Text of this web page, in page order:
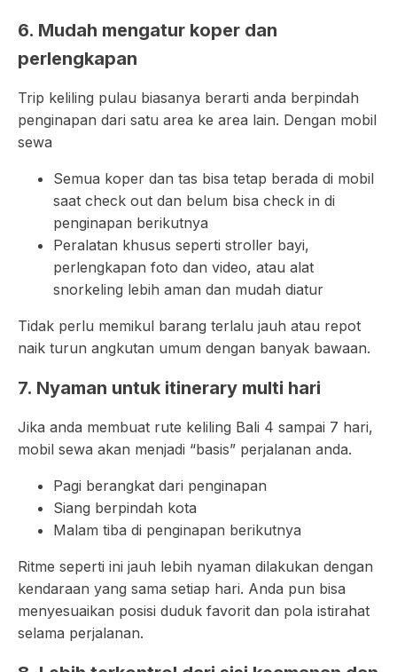
6. Mudah mengatur koper dan
perlengkapan
Trip keliling pulau biasanya berarti anda berpindah
penginapan dari satu area ke area lain. Dengan mobil
sewa
Semua koper dan tas bisa tetap berada di mobil
saat check out dan belum bisa check in di
penginapan berikutnya
Peralatan khusus seperti stroller bayi,
perlengkapan foto dan video, atau alat
snorkeling lebih aman dan mudah diatur
Tidak perlu memikul barang terlalu jauh atau repot
naik turun angkutan umum dengan banyak bawaan.
7. Nyaman untuk itinerary multi hari
Jika anda membuat rute keliling Bali 4 sampai 7 hari,
mobil sewa akan menjadi “basis” perjalanan anda.
Pagi berangkat dari penginapan
Siang berpindah kota
Malam tiba di penginapan berikutnya
Ritme seperti ini jauh lebih nyaman dilakukan dengan
kendaraan yang sama setiap hari. Anda pun bisa
menyesuaikan posisi duduk favorit dan pola istirahat
selama perjalanan.